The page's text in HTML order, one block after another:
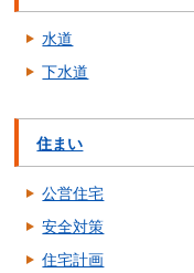
水道
下水道
住まい
公営住宅
安全対策
住宅計画